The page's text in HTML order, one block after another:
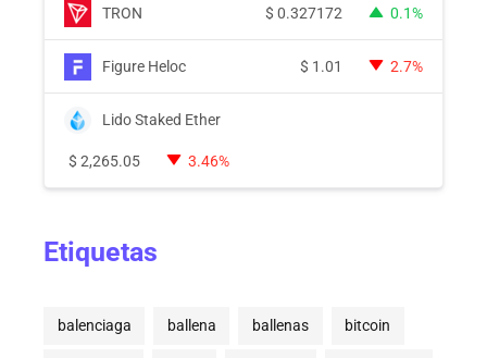
TRON $ 0.327172 0.1%
Figure Heloc $ 1.01 2.7%
Lido Staked Ether
$ 2,265.05 3.46%
Etiquetas
balenciaga ballena ballenas bitcoin